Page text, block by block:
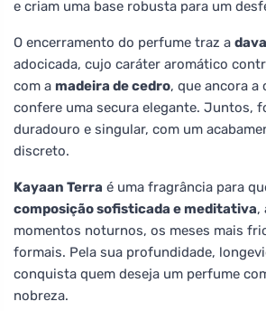
e criam uma base robusta para um
O encerramento do perfume traz a
adocicada, cujo caráter aromático
com a madeira de cedro, que ancora a
confere uma secura elegante. Juntos,
duradouro e singular, com um
discreto.
Kayaan Terra é uma fragrância para
composição sofisticada e meditativa,
momentos noturnos, os meses mais
formais. Pela sua profundidade,
conquista quem deseja um perfume
nobreza.